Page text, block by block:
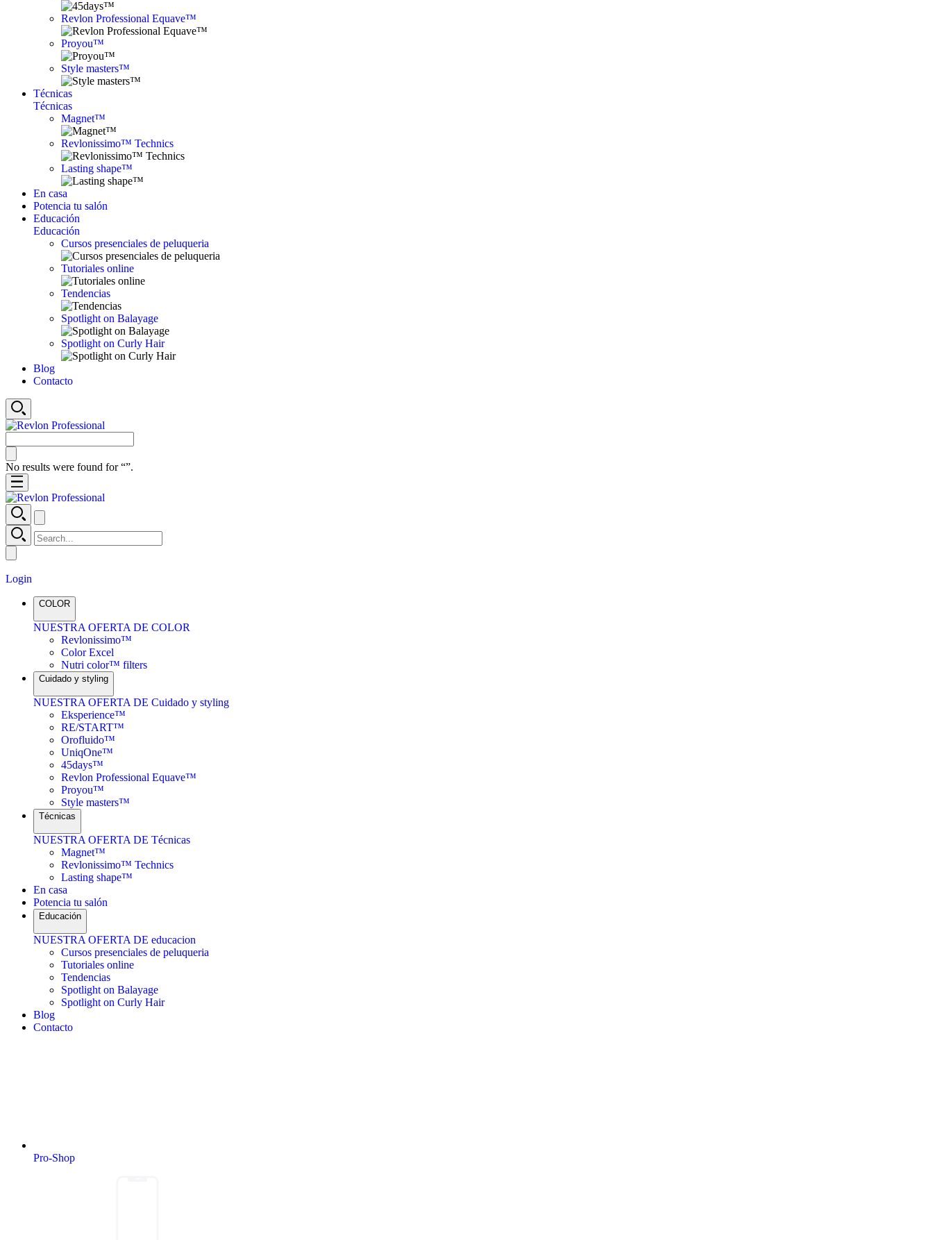
Revlon Professional Equave™
Proyou™
Style masters™
Técnicas
Técnicas
Magnet™
Revlonissimo™ Technics
Lasting shape™
En casa
Potencia tu salón
Educación
Educación
Cursos presenciales de peluqueria
Tutoriales online
Tendencias
Spotlight on Balayage
Spotlight on Curly Hair
Blog
Contacto
No results were found for “”.
Login
COLOR
NUESTRA OFERTA DE COLOR
Revlonissimo™
Color Excel
Nutri color™ filters
Cuidado y styling
NUESTRA OFERTA DE Cuidado y styling
Eksperience™
RE/START™
Orofluido™
UniqOne™
45days™
Revlon Professional Equave™
Proyou™
Style masters™
Técnicas
NUESTRA OFERTA DE Técnicas
Magnet™
Revlonissimo™ Technics
Lasting shape™
En casa
Potencia tu salón
Educación
NUESTRA OFERTA DE educacion
Cursos presenciales de peluqueria
Tutoriales online
Tendencias
Spotlight on Balayage
Spotlight on Curly Hair
Blog
Contacto
Pro-Shop